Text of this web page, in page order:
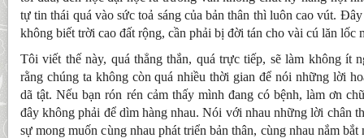
tự tin thái quá vào sức toả sáng của bản thân thì luôn cao vút.
không biết trời cao đất rộng, cần phải bị đời tán cho vài cú lăn lốc
Tôi viết thế này, quá thẳng thắn, quá trực tiếp, sẽ làm không ít
rằng chúng ta không còn quá nhiều thời gian để nói những lời
dã tật. Nếu bạn rón rén cảm thấy mình đang có bệnh, làm ơn
đây không phải để dìm hàng nhau. Nói với nhau những lời chân
sự mong muốn cùng nhau phát triển bản thân, cùng nhau nắm